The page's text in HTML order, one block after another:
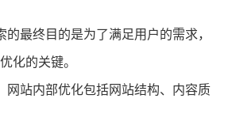
的最终目的是为了满足用户的需求，
化的关键。
网站内部优化包括网站结构、内容质